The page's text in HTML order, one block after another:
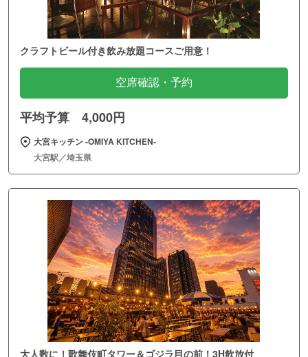
クラフトビール付き飲み放題コースご用意！
空席確認・予約
平均予算 4,000円
大宮キッチン ‐OMIYA KITCHEN‐
大宮駅／埼玉県
大人数に！歌舞伎町タワー＆ゴジラ目の前！3H飲放付